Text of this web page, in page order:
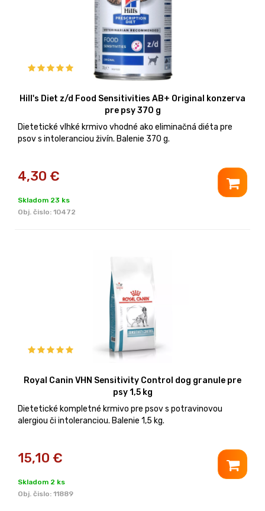
Hill's Diet z/d Food Sensitivities AB+ Original konzerva
pre psy 370 g
Dietetické vlhké krmivo vhodné ako eliminačná diéta pre
psov s intoleranciou živín. Balenie 370 g.
4,30 €
Skladom 23 ks
Obj. čislo: 10472
Royal Canin VHN Sensitivity Control dog granule pre
psy 1,5 kg
Dietetické kompletné krmivo pre psov s potravinovou
alergiou či intoleranciou. Balenie 1,5 kg.
15,10 €
Skladom 2 ks
Obj. čislo: 11889